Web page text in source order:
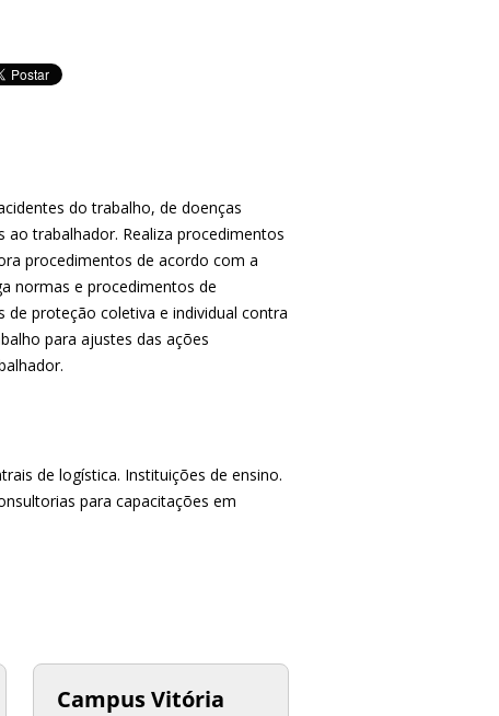
do trabalho, de doenças
trabalhador. Realiza procedimentos
procedimentos de acordo com a
normas e procedimentos de
de proteção coletiva e individual contra
para ajustes das ações
de logística. Instituições de ensino.
para capacitações em
Campus Vitória